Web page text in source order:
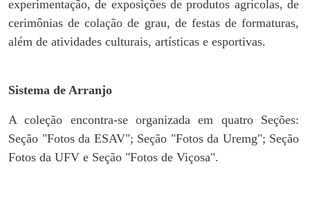
experimentação, de exposições de produtos agrícolas, de
cerimônias de colação de grau, de festas de formaturas,
além de atividades culturais, artísticas e esportivas.
Sistema de Arranjo
A coleção encontra-se organizada em quatro Seções:
Seção "Fotos da ESAV"; Seção "Fotos da Uremg"; Seção
Fotos da UFV e Seção "Fotos de Viçosa".